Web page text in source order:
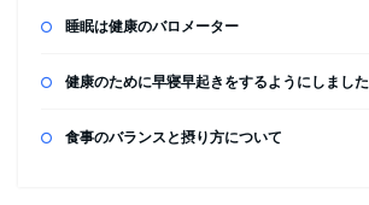
睡眠は健康のバロメーター
健康のために早寝早起きをするようにしました
食事のバランスと摂り方について